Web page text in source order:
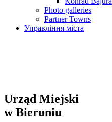
Photo galleries
Partner Towns
Управління міста
Urząd Miejski
w Bieruniu